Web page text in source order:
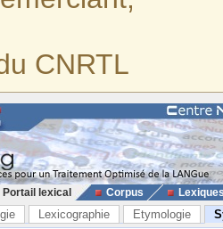
CNRTL
Portail lexical Corpus
Lexicographie Etymologie